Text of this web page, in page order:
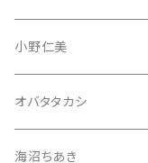
小野仁美
オバタタカシ
海沼ちあき